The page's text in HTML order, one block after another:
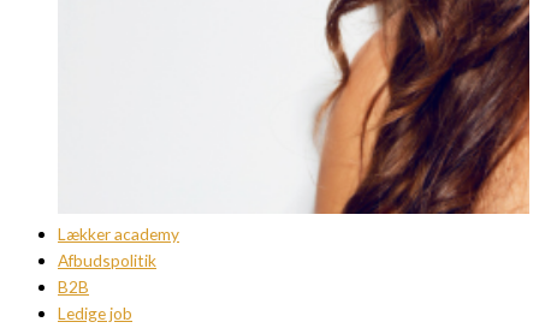
Lækker academy
Afbudspolitik
B2B
Ledige job